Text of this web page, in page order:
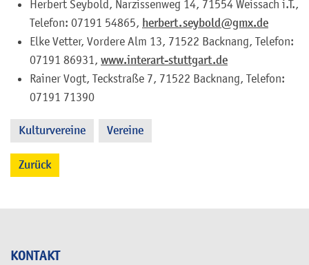
KONTAKT
Herbert Seybold, Narzissenweg 14, 71554 Weissach i.T.,
Telefon: 07191 54865, herbert.seybold@gmx.de
Elke Vetter, Vordere Alm 13, 71522 Backnang, Telefon:
07191 86931, www.interart-stuttgart.de
Rainer Vogt, Teckstraße 7, 71522 Backnang, Telefon:
07191 71390
Kulturvereine Vereine
Zurück